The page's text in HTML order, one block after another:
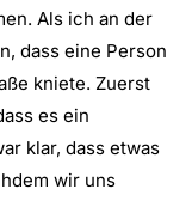
Als ich an der
dass eine Person
kniete. Zuerst
es ein
klar, dass etwas
wir uns